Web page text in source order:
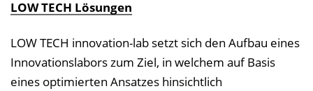
LOW TECH Lösungen
LOW TECH innovation-lab setzt sich den Aufbau eines
Innovationslabors zum Ziel, in welchem auf Basis
eines optimierten Ansatzes hinsichtlich